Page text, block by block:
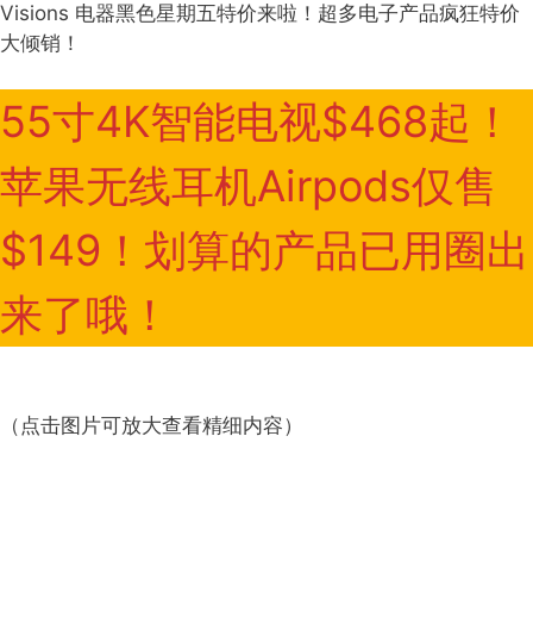
Visions 电器黑色星期五特价来啦！超多电子产品疯狂特价
大倾销！
55寸4K智能电视$468起！
苹果无线耳机Airpods仅售
$149！划算的产品已用圈出
来了哦！
（点击图片可放大查看精细内容）